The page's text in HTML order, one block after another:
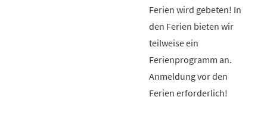
Ferien wird gebeten! In
den Ferien bieten wir
teilweise ein
Ferienprogramm an.
Anmeldung vor den
Ferien erforderlich!